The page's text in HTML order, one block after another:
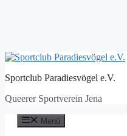
Zum
springen
Sportclub Paradiesvögel e.V.
Queerer Sportverein Jena
Menü